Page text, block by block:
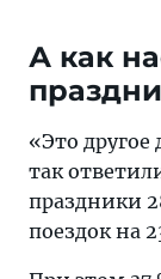
А как
«Это
так
праздники
поездок на